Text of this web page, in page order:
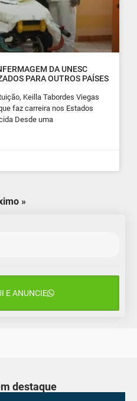
DA UNESC
PARA OUTROS PAÍSES
Keilla Tabordes Viegas
faz carreira nos Estados
Desde uma
»
E ANUNCIE
destaque